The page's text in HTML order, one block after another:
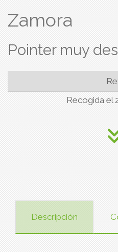
Zamora
Pointer muy
Recogida el
Descripción